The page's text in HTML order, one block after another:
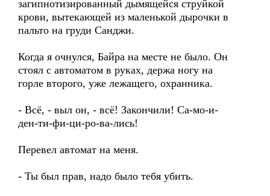
загипнотизированный дымящейся струйкой
крови, вытекающей из маленькой дырочки в
пальто на груди Санджи.
Когда я очнулся, Байра на месте не было. Он
стоял с автоматом в руках, держа ногу на
горле второго, уже лежащего, охранника.
- Всё, - выл он, - всё! Закончили! Са-мо-и-
ден-ти-фи-ци-ро-ва-лись!
Перевел автомат на меня.
- Ты был прав, надо было тебя убить.